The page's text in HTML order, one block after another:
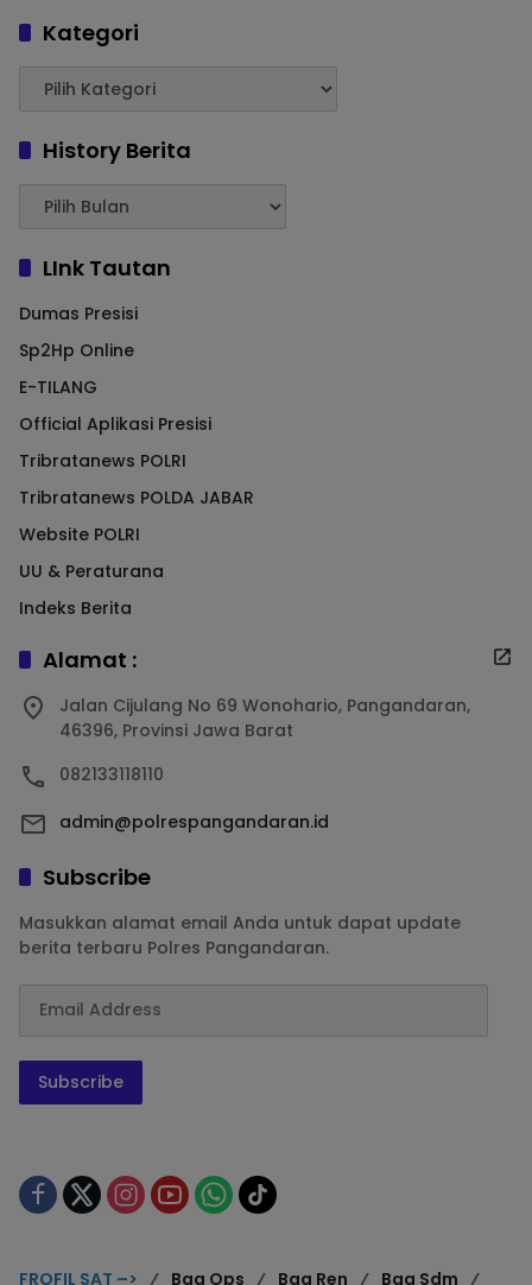
Kategori
History Berita
LInk Tautan
Dumas Presisi
Sp2Hp Online
E-TILANG
Official Aplikasi Presisi
Tribratanews POLRI
Tribratanews POLDA JABAR
Website POLRI
UU & Peraturana
Indeks Berita
Alamat :
Jalan Cijulang No 69 Wonohario, Pangandaran,
46396, Provinsi Jawa Barat
082133118110
admin@polrespangandaran.id
Subscribe
Masukkan alamat email Anda untuk dapat update
berita terbaru Polres Pangandaran.
Subscribe
FROFIL SAT –> Bag Ops Bag Ren Bag Sdm